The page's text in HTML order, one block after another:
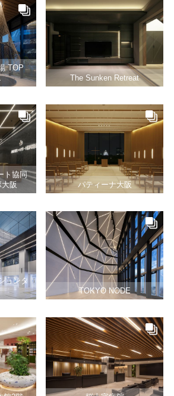
TOP
The Sunken Retreat
ト協同
大阪
パティーナ大阪
ョンタ
TOKYO NODE